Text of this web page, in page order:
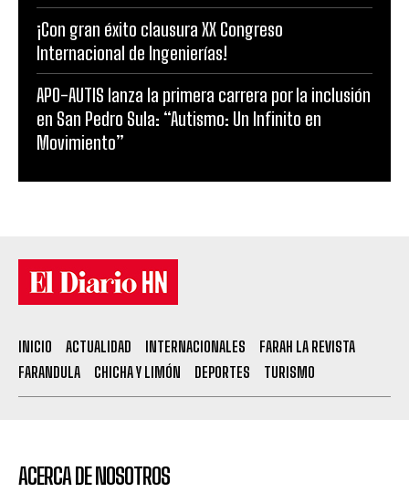
¡Con gran éxito clausura XX Congreso
Internacional de Ingenierías!
APO-AUTIS lanza la primera carrera por la inclusión
en San Pedro Sula: “Autismo: Un Infinito en
Movimiento”
INICIO ACTUALIDAD INTERNACIONALES
FARAH LA REVISTA
FARANDULA
CHICHA Y LIMÓN DEPORTES TURISMO
ACERCA DE NOSOTROS